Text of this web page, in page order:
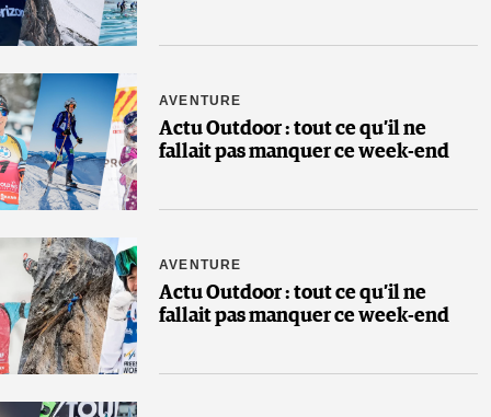
AVENTURE
Actu Outdoor : tout ce qu’il ne
fallait pas manquer ce week-end
AVENTURE
Actu Outdoor : tout ce qu’il ne
fallait pas manquer ce week-end